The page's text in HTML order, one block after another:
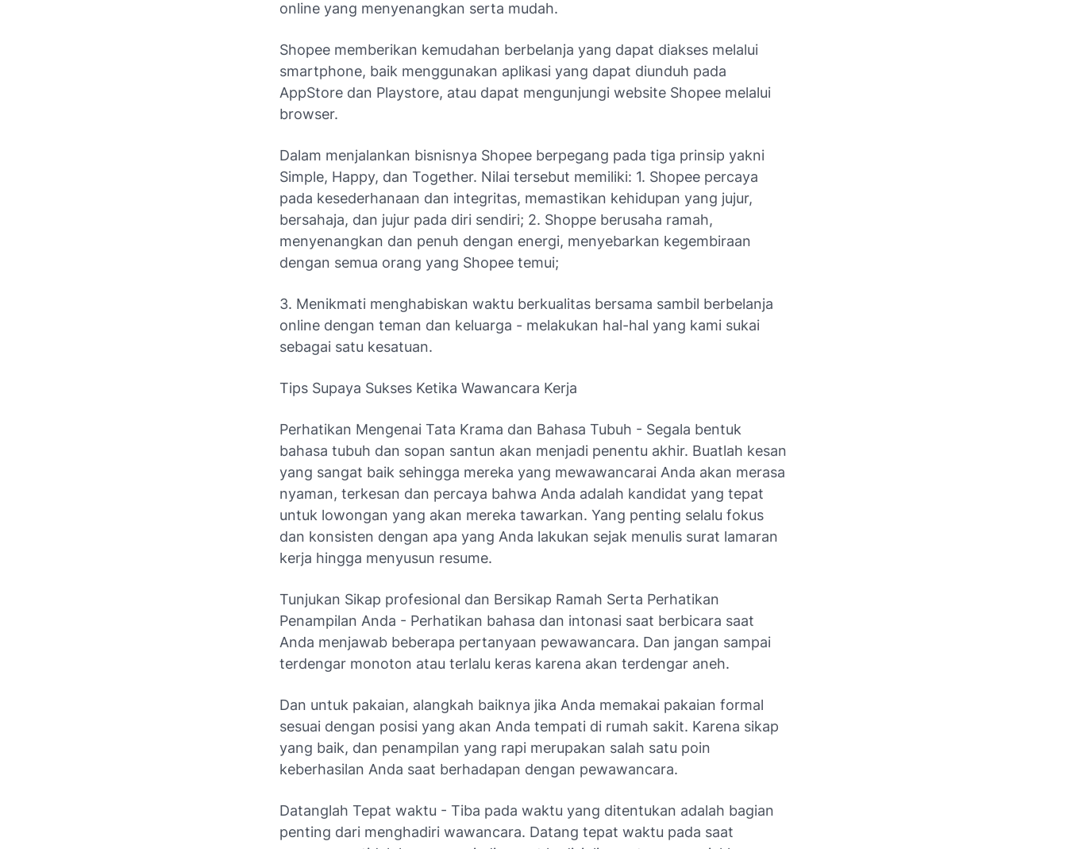
online yang menyenangkan serta mudah.
Shopee memberikan kemudahan berbelanja yang dapat diakses melalui
smartphone, baik menggunakan aplikasi yang dapat diunduh pada
AppStore dan Playstore, atau dapat mengunjungi website Shopee melalui
browser.
Dalam menjalankan bisnisnya Shopee berpegang pada tiga prinsip yakni
Simple, Happy, dan Together. Nilai tersebut memiliki: 1. Shopee percaya
pada kesederhanaan dan integritas, memastikan kehidupan yang jujur,
bersahaja, dan jujur pada diri sendiri; 2. Shoppe berusaha ramah,
menyenangkan dan penuh dengan energi, menyebarkan kegembiraan
dengan semua orang yang Shopee temui;
3. Menikmati menghabiskan waktu berkualitas bersama sambil berbelanja
online dengan teman dan keluarga - melakukan hal-hal yang kami sukai
sebagai satu kesatuan.
Tips Supaya Sukses Ketika Wawancara Kerja
Perhatikan Mengenai Tata Krama dan Bahasa Tubuh - Segala bentuk
bahasa tubuh dan sopan santun akan menjadi penentu akhir. Buatlah kesan
yang sangat baik sehingga mereka yang mewawancarai Anda akan merasa
nyaman, terkesan dan percaya bahwa Anda adalah kandidat yang tepat
untuk lowongan yang akan mereka tawarkan. Yang penting selalu fokus
dan konsisten dengan apa yang Anda lakukan sejak menulis surat lamaran
kerja hingga menyusun resume.
Tunjukan Sikap profesional dan Bersikap Ramah Serta Perhatikan
Penampilan Anda - Perhatikan bahasa dan intonasi saat berbicara saat
Anda menjawab beberapa pertanyaan pewawancara. Dan jangan sampai
terdengar monoton atau terlalu keras karena akan terdengar aneh.
Dan untuk pakaian, alangkah baiknya jika Anda memakai pakaian formal
sesuai dengan posisi yang akan Anda tempati di rumah sakit. Karena sikap
yang baik, dan penampilan yang rapi merupakan salah satu poin
keberhasilan Anda saat berhadapan dengan pewawancara.
Datanglah Tepat waktu - Tiba pada waktu yang ditentukan adalah bagian
penting dari menghadiri wawancara. Datang tepat waktu pada saat